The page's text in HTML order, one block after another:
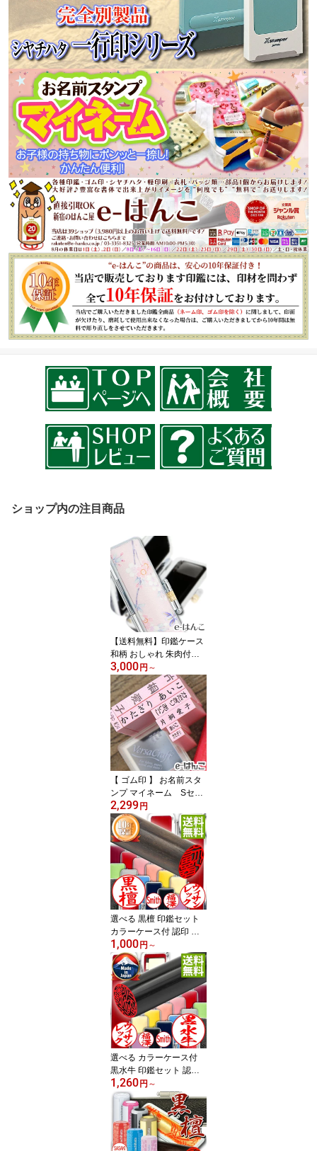
ショップ内の注目商品
【送料無料】印鑑ケース
和柄 おしゃれ 朱肉付き
はんこケース 女性 かわ
いい 高級 ギフト プレゼ
ント対応 10.5mm 12mm
13.5mm 15mm 16.5mm
18mm対応 SZD 悠（ゆ
う） WA-023
3,000 円 ～
【 ゴム印 】 お名前スタ
ンプ マイネーム Sセッ
ト スターターセット ク
ラスハンコ 【店頭受取対
応商品】【YOUNG zon
e】【HLS_DU】 令和
2,299 円
選べる 黒檀 印鑑セット
カラーケース付 認印 銀
行印 実印 外国人 10.5m
m〜15mm はんこ 実印
個人印鑑 男女兼用 メー
ル便 送料無料 【店頭受
取対応商品】【HLS_D
U】 日本土産 日本みやげ
みやげ 土産 外国人名OK
1,000 円 ～
選べる カラーケース付
黒水牛 印鑑セット 認印
銀行印 実印 外国人 10.5
mm〜15mm はんこ 実印
個人印鑑 男女兼用 メー
ル便 送料無料 【店頭受
取対応商品】【HLS_D
U】 日本土産 日本みやげ
1,260 円 ～